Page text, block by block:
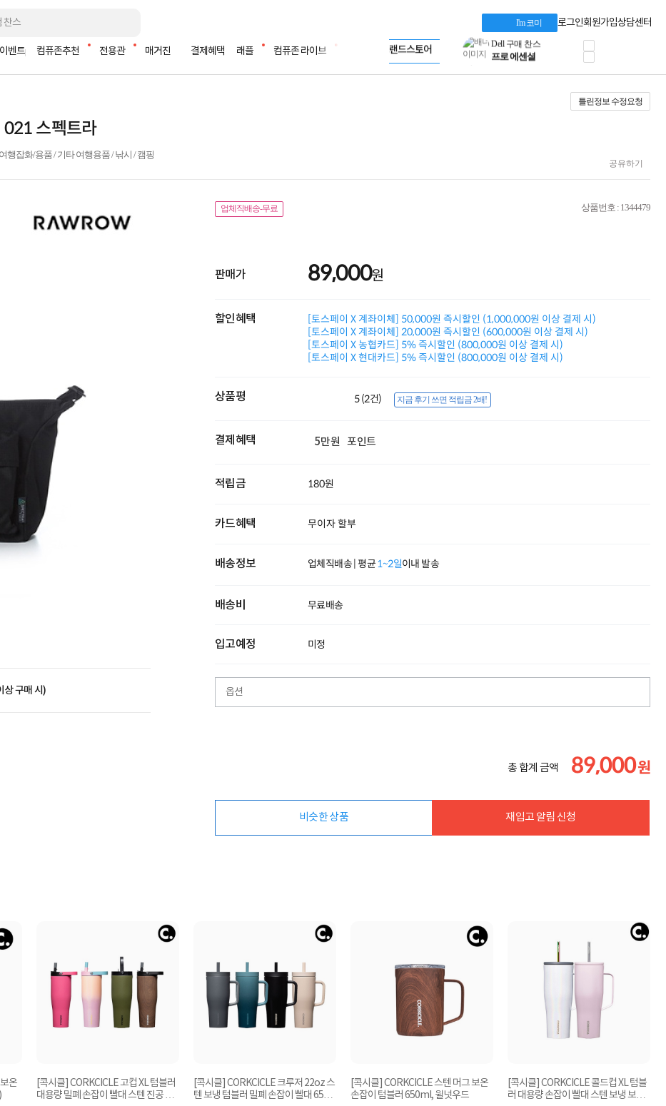
I'm 코미 로그인회원가입상담센터
이벤트 컴퓨존추천 전용관 매거진 결제혜택 래플 컴퓨존 라이브
LG gram & 브랜드스토어
Microsoft 브랜드스토어
AMD 브랜드스토어
Dell 구매 찬스
프로 에센셜
타협 없는 게이밍
HP OMEN
로지텍
MSI 공유기
적립금 3% 페이백
시스코 스위칭허브
누적 금액 별
틀린정보 수정요청
021 스펙트라
잡화/용품 / 기타 여행용품 / 낚시 / 캠핑
공유하기
구매 시)
업체직배송-무료 상품번호 : 1344479
판매가 89,000원
할인혜택
[토스페이 X 계좌이체] 50,000원 즉시할인 (1,000,000원 이상 결제 시)
[토스페이 X 계좌이체] 20,000원 즉시할인 (600,000원 이상 결제 시)
[토스페이 X 농협카드] 5% 즉시할인 (800,000원 이상 결제 시)
[토스페이 X 현대카드] 5% 즉시할인 (800,000원 이상 결제 시)
상품평 5 (2건) 지금 후기 쓰면 적립금 2배!
결제혜택 5만원 포인트
적립금 180원
카드혜택 무이자 할부
배송정보 업체직배송 | 평균1~2일이내 발송
배송비 무료배송
입고예정 미정
옵션
총 합계 금액 89,000원
비슷한 상품 재입고 알림 신청
온
[콕시클] CORKCICLE 고컵 XL 텀블러
대용량 밀폐 손잡이 빨대 스텐 진공 보
[콕시클] CORKCICLE 크루저 22oz 스
텐 보냉 텀블러 밀폐 손잡이 빨대 650
[콕시클] CORKCICLE 스텐 머그 보온
손잡이 텀블러 650ml, 윌넛우드
[콕시클] CORKCICLE 콜드컵 XL 텀블
러 대용량 손잡이 빨대 스텐 보냉 보온